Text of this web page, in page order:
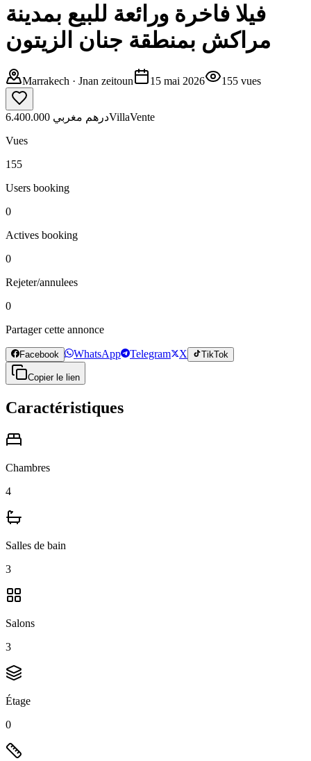
فيلا فاخرة ورائعة للبيع بمدينة
مراكش بمنطقة جنان الزيتون
Marrakech · Jnan zeitoun 15 mai 2026 155 vues
6.400.000 درهم مغربيVillaVente
Vues
155
Users booking
0
Actives booking
0
Rejeter/annulees
0
Partager cette annonce
Facebook WhatsApp Telegram X TikTok
Copier le lien
Caractéristiques
Chambres
4
Salles de bain
3
Salons
3
Étage
0